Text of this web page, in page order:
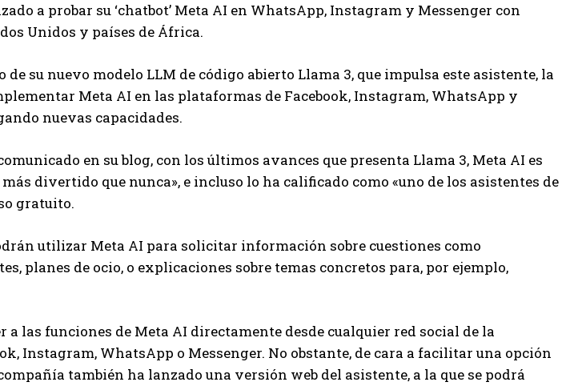
a probar su ‘chatbot’ Meta AI en WhatsApp, Instagram y Messenger con
Unidos y países de África.
su nuevo modelo LLM de código abierto Llama 3, que impulsa este asistente, la
Meta AI en las plataformas de Facebook, Instagram, WhatsApp y
nuevas capacidades.
en su blog, con los últimos avances que presenta Llama 3, Meta AI es
divertido que nunca», e incluso lo ha calificado como «uno de los asistentes de
gratuito.
utilizar Meta AI para solicitar información sobre cuestiones como
planes de ocio, o explicaciones sobre temas concretos para, por ejemplo,
a las funciones de Meta AI directamente desde cualquier red social de la
Instagram, WhatsApp o Messenger. No obstante, de cara a facilitar una opción
también ha lanzado una versión web del asistente, a la que se podrá